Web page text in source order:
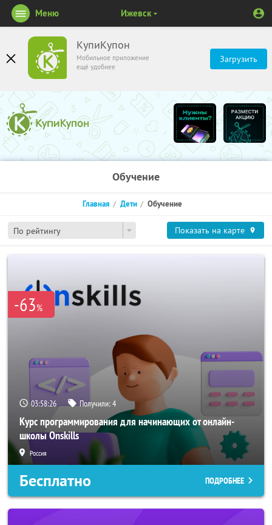
КупиКупон
Мобильное приложение
ещё удобнее
Загрузить
Меню Ижевск
Обучение
По рейтингу
Главная Дети Обучение
Показать на карте
-63%
03:58:26 Получили:4
Курс программирования для начинающих от онлайн-
школы Onskills
Россия
Бесплатно ПОДРОБНЕЕ